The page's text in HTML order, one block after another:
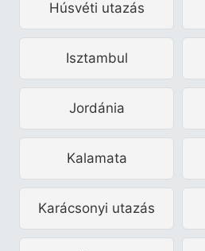
Húsvéti utazás
Isztambul
Jordánia
Kalamata
Karácsonyi utazás